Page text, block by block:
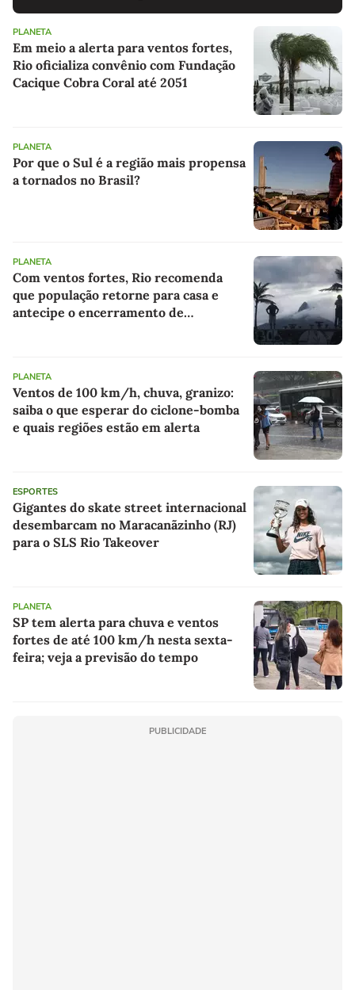
PLANETA
Em meio a alerta para ventos fortes,
Rio oficializa convênio com Fundação
Cacique Cobra Coral até 2051
PLANETA
Por que o Sul é a região mais propensa
a tornados no Brasil?
PLANETA
Com ventos fortes, Rio recomenda
que população retorne para casa e
antecipe o encerramento de
PLANETA
Ventos de 100 km/h, chuva, granizo:
saiba o que esperar do ciclone-bomba
e quais regiões estão em alerta
ESPORTES
Gigantes do skate street internacional
desembarcam no Maracanãzinho (RJ)
para o SLS Rio Takeover
PLANETA
SP tem alerta para chuva e ventos
fortes de até 100 km/h nesta sexta-
feira; veja a previsão do tempo
PUBLICIDADE